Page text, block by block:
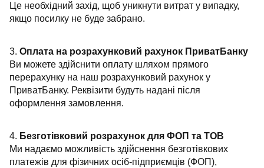
Це необхідний захід, щоб уникнути витрат у випадку,
якщо посилку не буде забрано.
3. Оплата на розрахунковий рахунок ПриватБанку
Ви можете здійснити оплату шляхом прямого
перерахунку на наш розрахунковий рахунок у
ПриватБанку. Реквізити будуть надані після
оформлення замовлення.
4. Безготівковий розрахунок для ФОП та ТОВ
Ми надаємо можливість здійснення безготівкових
платежів для фізичних осіб-підприємців (ФОП),